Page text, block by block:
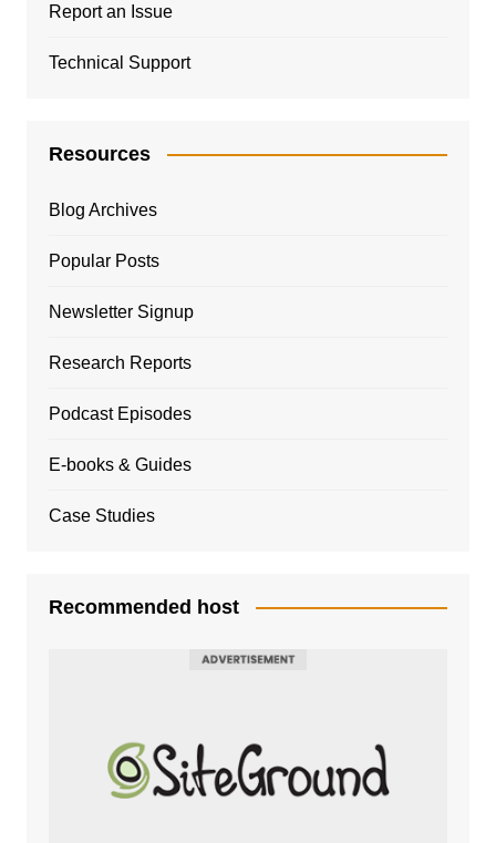
Report an Issue
Technical Support
Resources
Blog Archives
Popular Posts
Newsletter Signup
Research Reports
Podcast Episodes
E-books & Guides
Case Studies
Recommended host